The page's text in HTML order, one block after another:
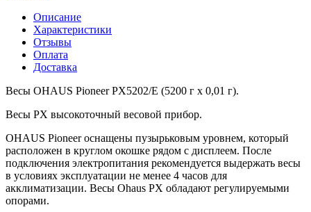
Описание
Характеристики
Отзывы
Оплата
Доставка
Весы OHAUS Pioneer PX5202/E (5200 г x 0,01 г).
Весы PX высокоточный весовой прибор.
OHAUS Pioneer оснащены пузырьковым уровнем, который
расположен в круглом окошке рядом с дисплеем. После
подключения электропитания рекомендуется выдержать весы
в условиях эксплуатации не менее 4 часов для
акклиматизации. Весы Ohaus PX обладают регулируемыми
опорами.